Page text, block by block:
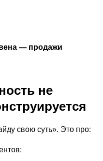
— продажи
не
свою суть». Это про: